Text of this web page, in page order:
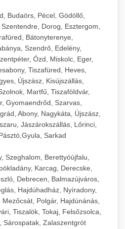
Budaörs, Pécel, Gödöllő,
Dorog, Esztergom,
Bátonyterenye,
Szendrő, Edelény,
Ózd, Miskolc, Eger,
Tiszafüred, Heves,
Újszász, Kisújszállás,
Martfű, Tiszaföldvár,
Gyomaendrőd, Szarvas,
Abony, Nagykáta, Újszász,
Jászárokszállás, Lőrinci,
Sarkad
Szeghalom, Berettyóújfalu,
Karcag, Derecske,
Debrecen, Balmazújváros,
Hajdúhadház, Nyíradony,
Polgár, Hajdúnánás,
Tiszalök, Tokaj, Felsőzsolca,
Sárospatak, Zalaszentgrót